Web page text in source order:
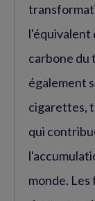
l'équivalent
carbone du
également
cigarettes,
qui
monde.